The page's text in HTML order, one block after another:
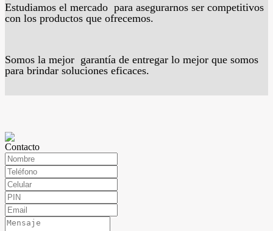
Estudiamos el mercado para asegurarnos ser competitivos
con los productos que ofrecemos.
Somos la mejor garantía de entregar lo mejor que somos
para brindar soluciones eficaces.
Contacto